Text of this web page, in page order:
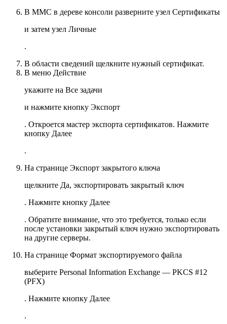
В MMC в дереве консоли разверните узел Сертификаты
и затем узел Личные
.
В области сведений щелкните нужный сертификат.
В меню Действие
укажите на Все задачи
и нажмите кнопку Экспорт
. Откроется мастер экспорта сертификатов. Нажмите
кнопку Далее
.
На странице Экспорт закрытого ключа
щелкните Да, экспортировать закрытый ключ
. Нажмите кнопку Далее
. Обратите внимание, что это требуется, только если
после установки закрытый ключ нужно экспортировать
на другие серверы.
На странице Формат экспортируемого файла
выберите Personal Information Exchange — PKCS #12
(PFX)
. Нажмите кнопку Далее
.